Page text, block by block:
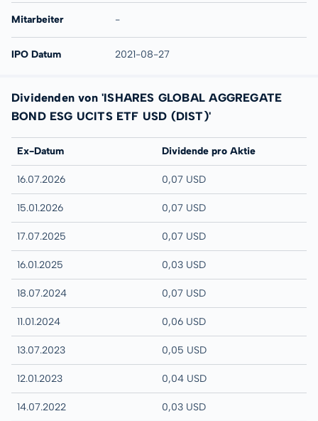
Mitarbeiter -
IPO Datum 2021-08-27
Dividenden von 'ISHARES GLOBAL AGGREGATE
BOND ESG UCITS ETF USD (DIST)'
Ex-Datum Dividende pro Aktie
16.07.2026 0,07 USD
15.01.2026 0,07 USD
17.07.2025 0,07 USD
16.01.2025 0,03 USD
18.07.2024 0,07 USD
11.01.2024 0,06 USD
13.07.2023 0,05 USD
12.01.2023 0,04 USD
14.07.2022 0,03 USD